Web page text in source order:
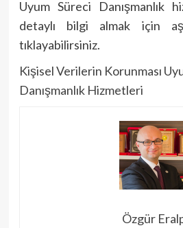
Uyum Süreci Danışmanlık
detaylı bilgi almak için
tıklayabilirsiniz.
Kişisel Verilerin Korunması
Danışmanlık Hizmetleri
Özgür